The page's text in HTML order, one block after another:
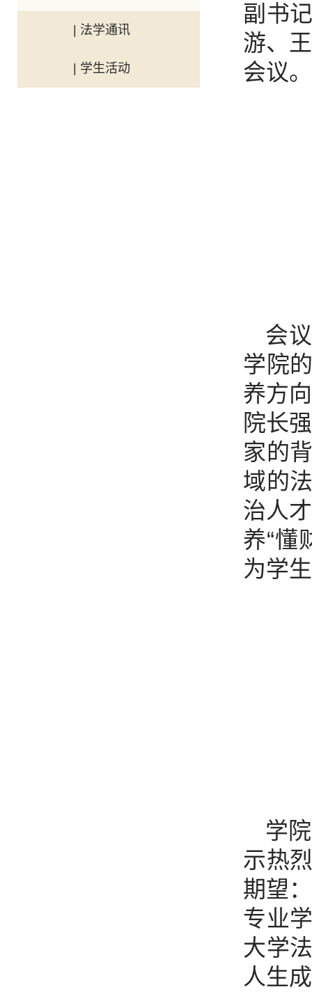
| 法学通讯
| 学生活动
副书
游、
会议
会
学院
养方
院长
家的
域的
治人
养“懂
为学
学
示热
期望
专业
大学
人生